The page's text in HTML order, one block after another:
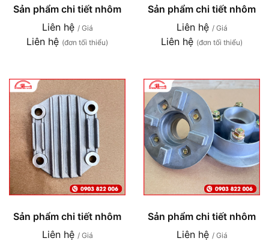
Sản phẩm chi tiết nhôm
Liên hệ / Giá
Liên hệ (đơn tối thiểu)
Sản phẩm chi tiết nhôm
Liên hệ / Giá
Liên hệ (đơn tối thiểu)
Sản phẩm chi tiết nhôm
Liên hệ / Giá
Sản phẩm chi tiết nhôm
Liên hệ / Giá